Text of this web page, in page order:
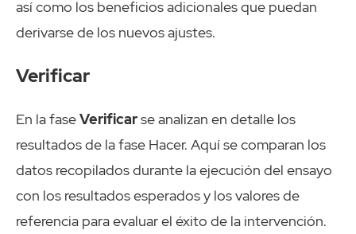
así como los beneficios adicionales que puedan
derivarse de los nuevos ajustes.
Verificar
En la faseVerificarse analizan en detalle los
resultados de la fase Hacer. Aquí se comparan los
datos recopilados durante la ejecución del ensayo
con los resultados esperados y los valores de
referencia para evaluar el éxito de la intervención.